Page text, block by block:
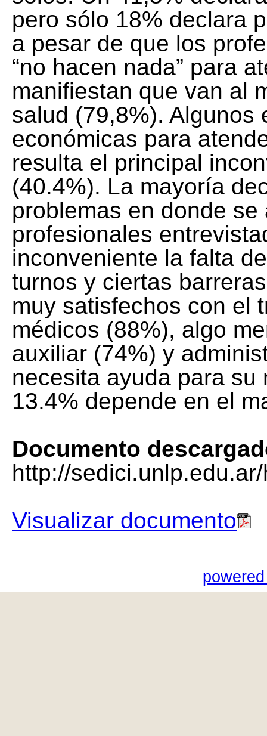
pero sólo 18% declara
a pesar de que los
“no hacen nada” para
manifiestan que van al
salud (79,8%). Algunos
económicas para
resulta el principal
(40.4%). La mayoría
problemas en donde
profesionales
inconveniente la falta
turnos y ciertas
muy satisfechos con el
médicos (88%), algo
auxiliar (74%) y
necesita ayuda para
13.4% depende en el
Documento
http://
Visualizar documento